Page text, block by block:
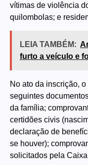
vítimas de violência
quilombolas; e
LEIA TAMBÉM:
furto a veículo e
No ato da inscrição,
seguintes
da família;
certidões civis
declaração de
se houver);
solicitados pela